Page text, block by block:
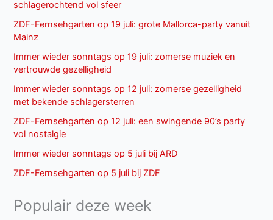
schlagerochtend vol sfeer
ZDF-Fernsehgarten op 19 juli: grote Mallorca-party vanuit
Mainz
Immer wieder sonntags op 19 juli: zomerse muziek en
vertrouwde gezelligheid
Immer wieder sonntags op 12 juli: zomerse gezelligheid
met bekende schlagersterren
ZDF-Fernsehgarten op 12 juli: een swingende 90’s party
vol nostalgie
Immer wieder sonntags op 5 juli bij ARD
ZDF-Fernsehgarten op 5 juli bij ZDF
Populair deze week